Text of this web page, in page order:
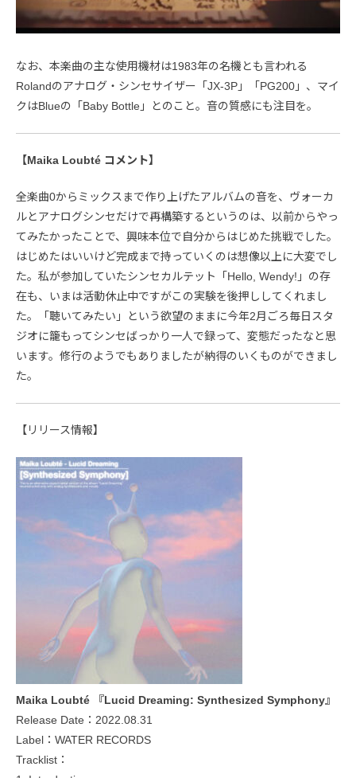
なお、本楽曲の主な使用機材は1983年の名機とも言われる
Rolandのアナログ・シンセサイザー「JX-3P」「PG200」、マイ
クはBlueの「Baby Bottle」とのこと。音の質感にも注目を。
【Maika Loubté コメント】
全楽曲0からミックスまで作り上げたアルバムの音を、ヴォーカ
ルとアナログシンセだけで再構築するというのは、以前からやっ
てみたかったことで、興味本位で自分からはじめた挑戦でした。
はじめたはいいけど完成まで持っていくのは想像以上に大変でし
た。私が参加していたシンセカルテット「Hello, Wendy!」の存
在も、いまは活動休止中ですがこの実験を後押ししてくれまし
た。「聴いてみたい」という欲望のままに今年2月ごろ毎日スタ
ジオに籠もってシンセばっかり一人で録って、変態だったなと思
います。修行のようでもありましたが納得のいくものができまし
た。
【リリース情報】
Maika Loubté 『Lucid Dreaming: Synthesized Symphony』
Release Date：2022.08.31
Label：WATER RECORDS
Tracklist：